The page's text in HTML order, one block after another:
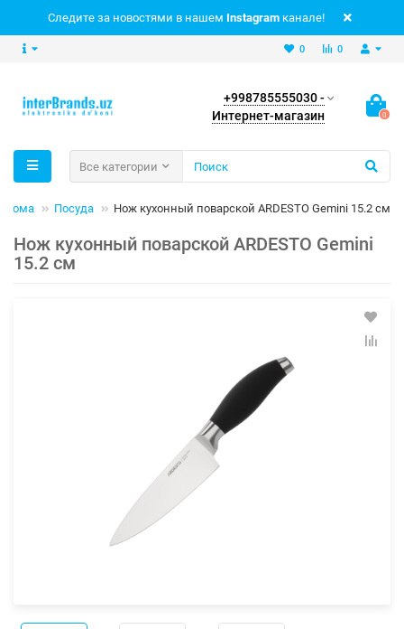
Следите за новостями в нашем Instagram канале!
0
0
+998785555030 -
Интернет-магазин
0
Все категории
дома Посуда Нож кухонный поварской ARDESTO Gemini 15.2 см
Нож кухонный поварской ARDESTO Gemini
15.2 см